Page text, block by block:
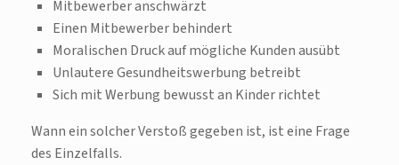
Mitbewerber anschwärzt
Einen Mitbewerber behindert
Moralischen Druck auf mögliche Kunden ausübt
Unlautere Gesundheitswerbung betreibt
Sich mit Werbung bewusst an Kinder richtet
Wann ein solcher Verstoß gegeben ist, ist eine Frage
des Einzelfalls.